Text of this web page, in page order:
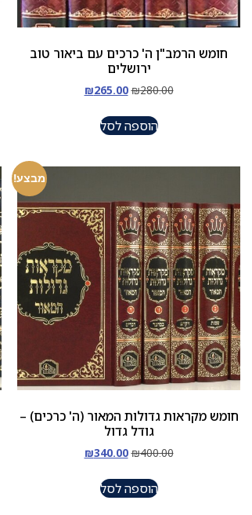
חומש הרמב"ן ה' כרכים עם ביאור טוב
ירושלים
₪280.00
₪265.00
הוספה לסל
מבצע!
חומש מקראות גדולות המאור (ה' כרכים) –
גודל גדול
₪400.00
₪340.00
הוספה לסל